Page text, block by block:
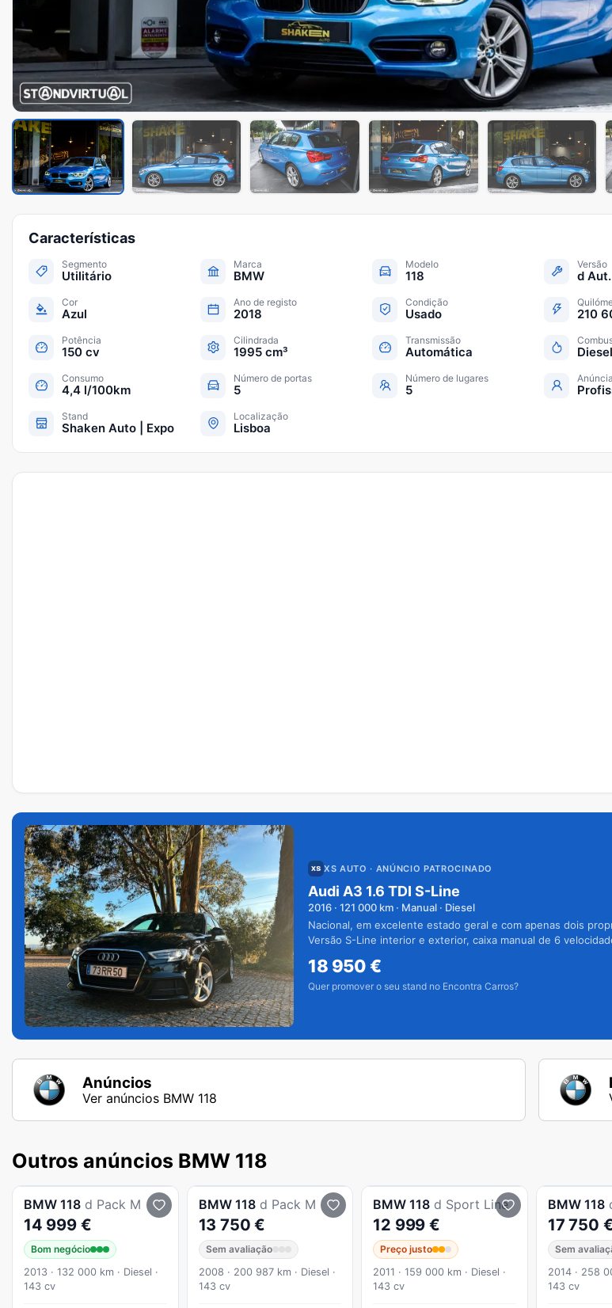
Características
Segmento
Utilitário
Marca
BMW
Modelo
118
Versão
d
Cor
Azul
Ano de registo
2018
Condição
Usado 210
Potência
150 cv
Cilindrada
1995 cm³
Transmissão
Automática Diesel
Consumo
4,4 l/100km
Número de portas
5
Número de lugares
5
Stand
Shaken Auto | Expo
Localização
Lisboa
XS AUTO · ANÚNCIO PATROCINADO
Audi A3 1.6 TDI S-Line
2016 · 121 000 km · Manual · Diesel
Nacional, em excelente estado geral e com apenas dois
Versão S-Line interior e exterior, caixa manual de 6
18 950€
Quer promover o seu stand no Encontra Carros?
Anúncios
Ver anúncios BMW 118
Outros anúncios BMW 118
BMW 118 d Pack M
14 999 €
Bom negócio
2013 · 132 000 km · Diesel ·
143 cv
BMW 118 d Pack M
13 750 €
Sem avaliação
2008 · 200 987 km · Diesel ·
143 cv
BMW 118 d Sport Line
12 999 €
Preço justo
2011 · 159 000 km · Diesel ·
143 cv
BMW 118
17 750
Sem
2014 · 258
143 cv